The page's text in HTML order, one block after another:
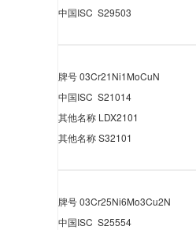
中国ISC S29503
牌号03Cr21Ni1MoCuN
中国ISC S21014
其他名称 LDX2101
其他名称S32101
牌号03Cr25Ni6Mo3Cu2N
中国ISC S25554